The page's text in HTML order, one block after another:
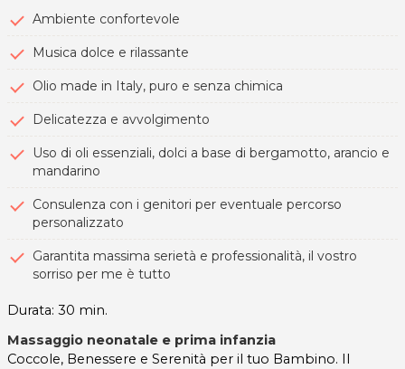
Ambiente confortevole
Musica dolce e rilassante
Olio made in Italy, puro e senza chimica
Delicatezza e avvolgimento
Uso di oli essenziali, dolci a base di bergamotto, arancio e
mandarino
Consulenza con i genitori per eventuale percorso
personalizzato
Garantita massima serietà e professionalità, il vostro
sorriso per me è tutto
Durata: 30 min.
Massaggio neonatale e prima infanzia
Coccole, Benessere e Serenità per il tuo Bambino. Il